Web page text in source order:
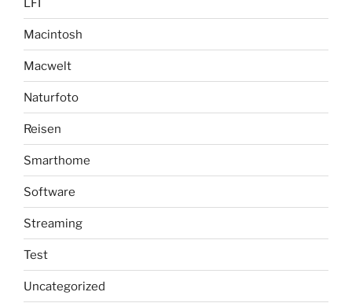
Macintosh
Macwelt
Naturfoto
Reisen
Smarthome
Software
Streaming
Test
Uncategorized